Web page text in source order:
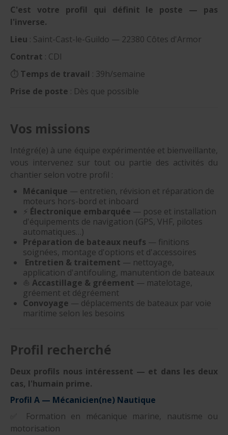
C'est votre profil qui définit le poste — pas
l'inverse.
Lieu : Saint-Cast-le-Guildo — 22380 Côtes d'Armor
Contrat : CDI
⏱️ Temps de travail : 39h/semaine
Prise de poste : Dès que possible
Vos missions
Intégré(e) à une équipe expérimentée et bienveillante,
vous intervenez sur tout ou partie des activités du
chantier selon votre profil :
Mécanique — entretien, révision et réparation de
moteurs hors-bord et inboard
⚡ Électronique embarquée — pose et installation
d'équipements de navigation (GPS, VHF, pilotes
automatiques…)
Préparation de bateaux neufs — finitions
soignées, montage d'options et d'accessoires
Entretien & traitement — nettoyage,
application d'antifouling, manutention de bateaux
⛵ Accastillage & gréement — matelotage,
gréement et dégréement
Convoyage — déplacements de bateaux par voie
maritime selon les besoins
Profil recherché
Deux profils nous intéressent — et dans les deux
cas, l'humain prime.
Profil A — Mécanicien(ne) Nautique
✅ Formation en mécanique marine, nautisme ou
motorisation